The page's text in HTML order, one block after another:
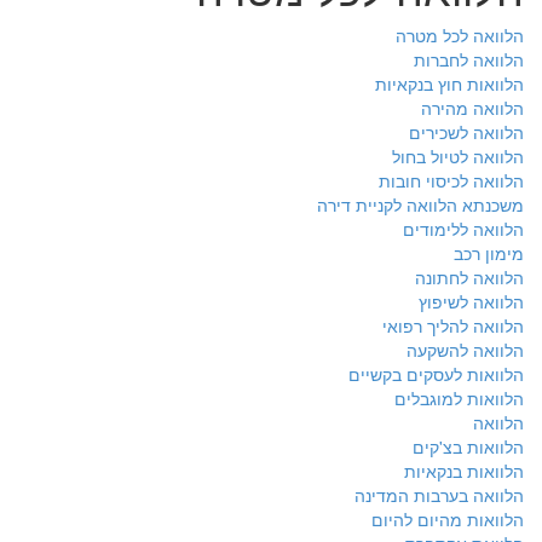
הלוואה לכל מטרה
הלוואה לחברות
הלוואות חוץ בנקאיות
הלוואה מהירה
הלוואה לשכירים
הלוואה לטיול בחול
הלוואה לכיסוי חובות
משכנתא הלוואה לקניית דירה
הלוואה ללימודים
מימון רכב
הלוואה לחתונה
הלוואה לשיפוץ
הלוואה להליך רפואי
הלוואה להשקעה
הלוואות לעסקים בקשיים
הלוואות למוגבלים
הלוואה
הלוואות בצ'קים
הלוואות בנקאיות
הלוואה בערבות המדינה
הלוואות מהיום להיום